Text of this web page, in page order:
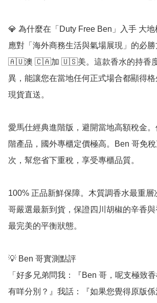
💎 為什麼在「Duty Free Ben」入手 大地
應對「海外商務生活與氣場展現」的必
🇦🇺澳 🇨🇦加 🇺🇸美。這款香水的持香度
異，能讓您在當地任何正式場合都顯得
現貨直送。
愛馬仕經典進階版，避開當地高額稅金
階產品，國外專櫃定價極高。Ben 哥免
次，幫您省下重稅，享受專櫃品質。
100% 正品新鮮保障。木質調香水最重層
哥嚴選最新到貨，保證四川胡椒的辛香
最完美的平衡狀態。
💡 Ben 哥實測點評
「好多兄弟問我：『Ben 哥，呢支極致
有咩分別？』我話：『如果您覺得原版